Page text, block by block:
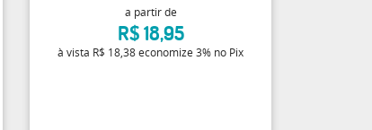
a partir de
R$ 18,95
à vista R$ 18,38economize3% no Pix